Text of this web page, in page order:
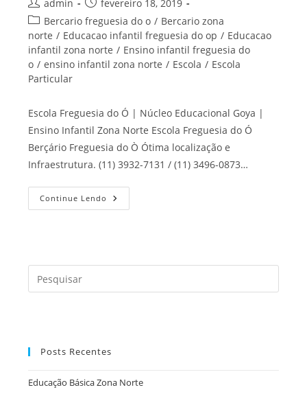
do
post:
admin
publicado:
fevereiro 18, 2019
Categoria
do
post:
Bercario freguesia do o / Bercario zona
norte / Educacao infantil freguesia do op / Educacao
infantil zona norte / Ensino infantil freguesia do
o / ensino infantil zona norte / Escola / Escola
Particular
Escola Freguesia do Ó | Núcleo Educacional Goya |
Ensino Infantil Zona Norte Escola Freguesia do Ó
Berçário Freguesia do Ò Ótima localização e
Infraestrutura. (11) 3932-7131 / (11) 3496-0873…
Continue Lendo Escola
Freguesia
a
Posts Recentes
Educação Básica Zona Norte